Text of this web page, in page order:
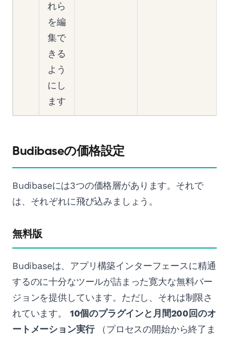
れら
を編
集で
きる
よう
にし
ます
Budibaseの価格設定
Budibaseには3つの価格層があります。それで
は、それぞれに飛び込みましょう。
無料版
Budibaseは、アプリ構築インターフェースに精通
するのに十分なツールが詰まった寛大な無料バー
ジョンを提供しています。ただし、それは制限さ
れています。 10個のプラグインと月間200回のオ
ートメーション実行（プロセスの開始から終了ま